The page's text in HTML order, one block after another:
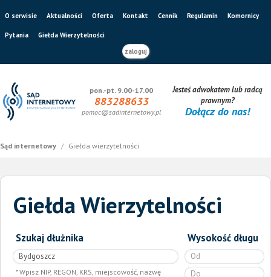
O serwisie Aktualności Oferta Kontakt Cennik Regulamin Komornicy
Pytania
Giełda Wierzytelności
zaloguj
pon.-pt. 9.00-17.00
883288633
pomoc@sadinternetowy.pl
Jesteś adwokatem lub radcą
prawnym?
Dołącz do nas!
Sąd internetowy / Giełda wierzytelności
Giełda Wierzytelności
Szukaj dłużnika
Wpisz NIP, REGON, KRS, miejscowość, nazwę
Wysokość długu